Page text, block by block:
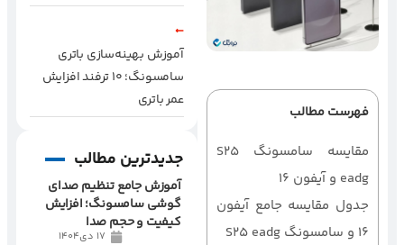
فهرست مطالب
مقایسه سامسونگ S25
eadg و آیفون ۱۶
جدول مقایسه جامع آیفون
۱۶ و سامسونگ S25 eadg
آموزش بهینه‌سازی باتری
سامسونگ؛ ۱۰ ترفند افزایش
عمر باتری
جدیدترین مطالب
آموزش جامع تنظیم صدای
گوشی سامسونگ؛ افزایش
کیفیت و حجم صدا
17 دی1404